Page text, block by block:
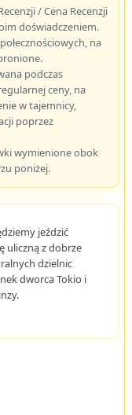
/ Cena Recenzji
doświadczeniem.
na
podczas
ceny, na
w tajemnicy,
poprzez
wymienione obok
poniżej.
jeździć
uliczną z dobrze
dzielnic
dworca Tokio i